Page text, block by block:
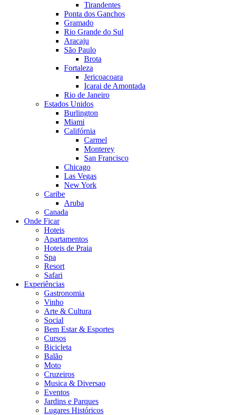
Tirandentes
Ponta dos Ganchos
Gramado
Rio Grande do Sul
Aracaju
São Paulo
Brota
Fortaleza
Jericoacoara
Icarai de Amontada
Rio de Janeiro
Estados Unidos
Burlington
Miami
Califórnia
Carmel
Monterey
San Francisco
Chicago
Las Vegas
New York
Caribe
Aruba
Canada
Onde Ficar
Hoteis
Apartamentos
Hoteis de Praia
Spa
Resort
Safari
Experiências
Gastronomia
Vinho
Arte & Cultura
Social
Bem Estar & Esportes
Cursos
Bicicleta
Balão
Moto
Cruzeiros
Musica & Diversao
Eventos
Jardins e Parques
Lugares Históricos